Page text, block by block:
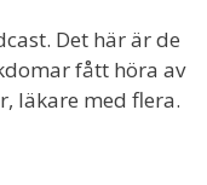
Det här är de
fått höra av
läkare med flera.